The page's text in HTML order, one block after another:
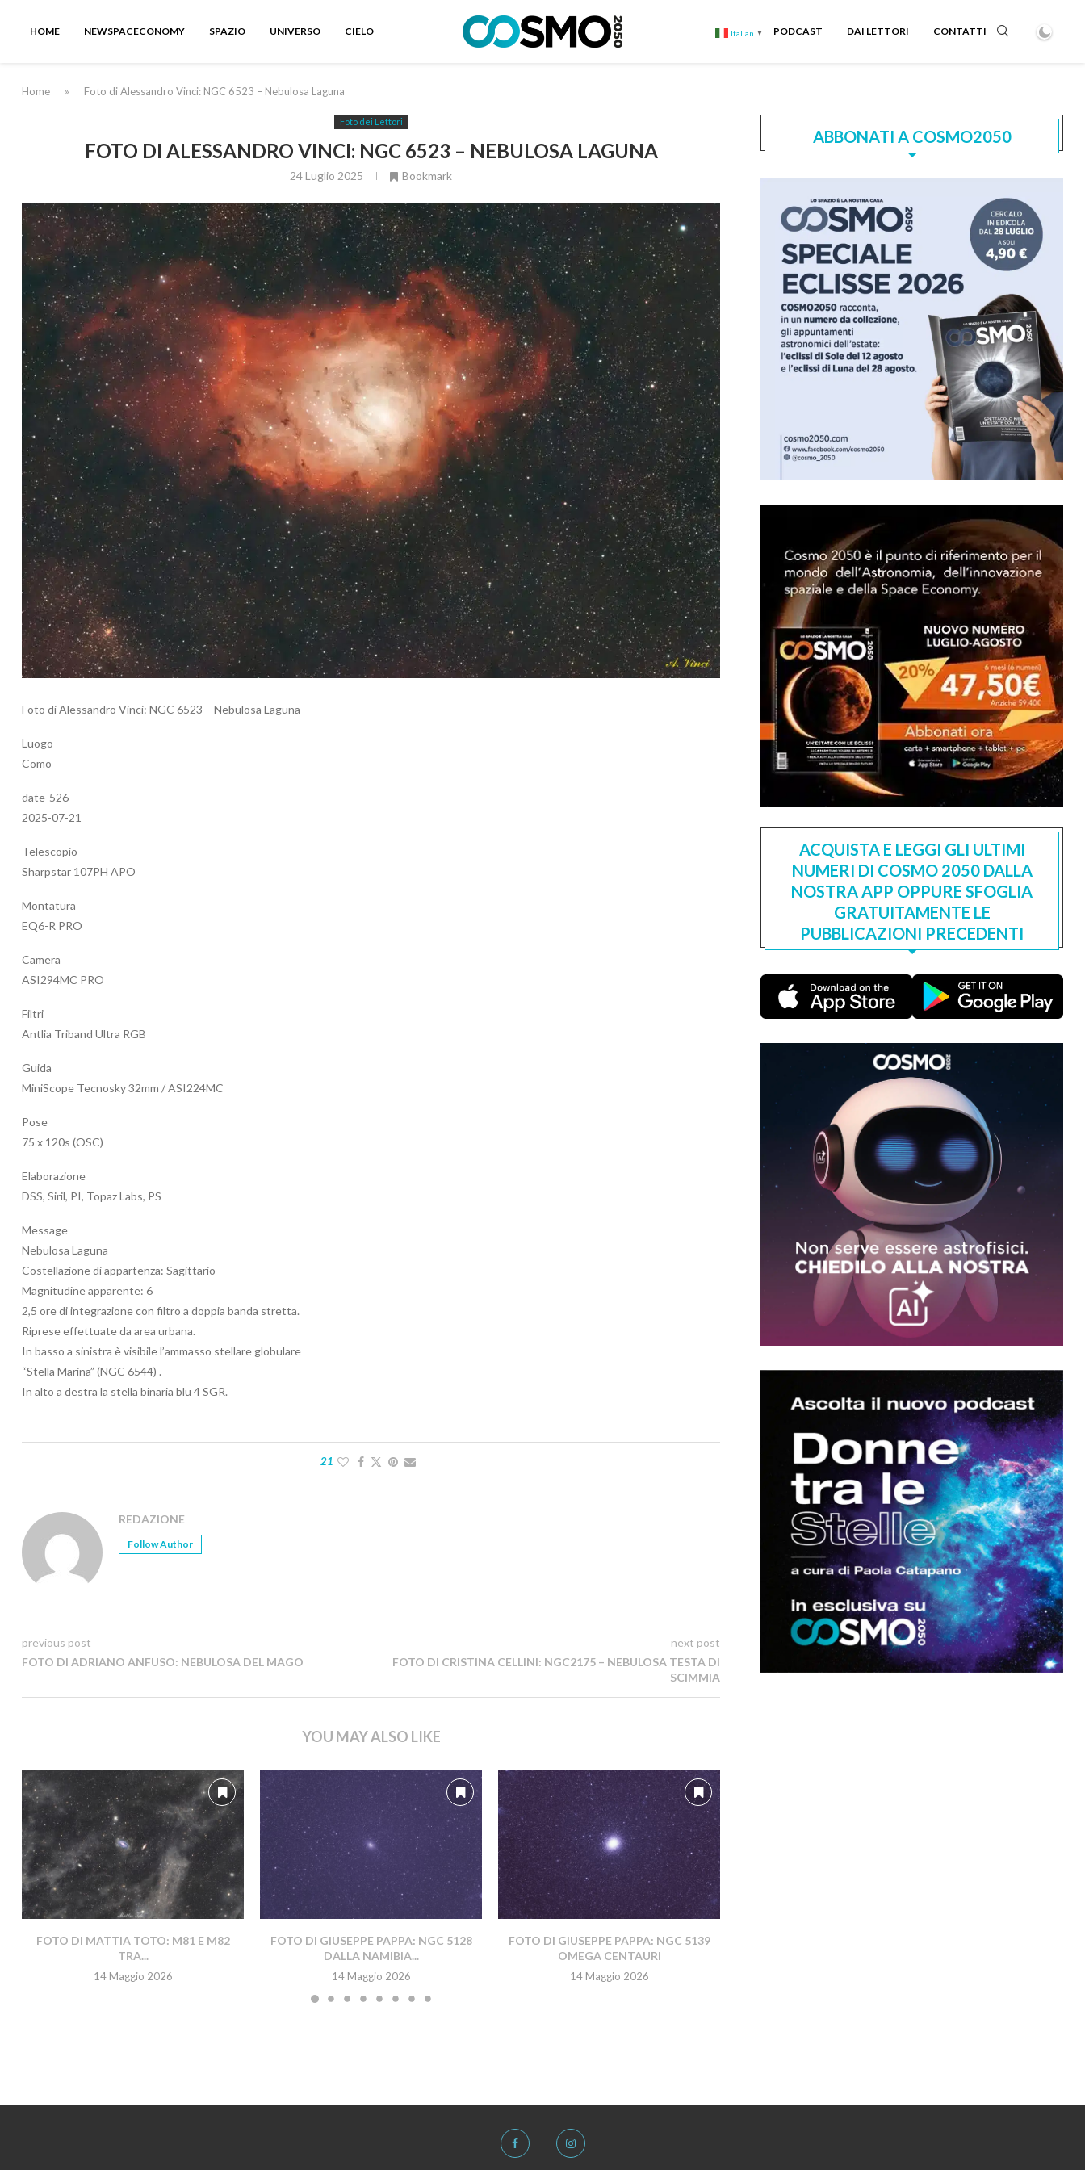
HOME NEWSPACECONOMY SPAZIO UNIVERSO CIELO Italian ▼ PODCAST DAI LETTORI CONTATTI
Home » Foto di Alessandro Vinci: NGC 6523 – Nebulosa Laguna
Foto dei Lettori
FOTO DI ALESSANDRO VINCI: NGC 6523 – NEBULOSA LAGUNA
24 Luglio 2025 Bookmark
Foto di Alessandro Vinci: NGC 6523 – Nebulosa Laguna
Luogo
Como
date-526
2025-07-21
Telescopio
Sharpstar 107PH APO
Montatura
EQ6-R PRO
Camera
ASI294MC PRO
Filtri
Antlia Triband Ultra RGB
Guida
MiniScope Tecnosky 32mm / ASI224MC
Pose
75 x 120s (OSC)
Elaborazione
DSS, Siril, PI, Topaz Labs, PS
Message
Nebulosa Laguna
Costellazione di appartenza: Sagittario
Magnitudine apparente: 6
2,5 ore di integrazione con filtro a doppia banda stretta.
Riprese effettuate da area urbana.
In basso a sinistra è visibile l’ammasso stellare globulare
“Stella Marina” (NGC 6544) .
In alto a destra la stella binaria blu 4 SGR.
21
REDAZIONE
Follow Author
previous post
FOTO DI ADRIANO ANFUSO: NEBULOSA DEL MAGO
next post
FOTO DI CRISTINA CELLINI: NGC2175 – NEBULOSA TESTA DI
SCIMMIA
YOU MAY ALSO LIKE
FOTO DI MATTIA TOTO: M81 E M82
TRA...
14 Maggio 2026
FOTO DI GIUSEPPE PAPPA: NGC 5128
DALLA NAMIBIA...
14 Maggio 2026
FOTO DI GIUSEPPE PAPPA: NGC 5139
OMEGA CENTAURI
14 Maggio 2026
ABBONATI A COSMO2050
ACQUISTA E LEGGI GLI ULTIMI
NUMERI DI COSMO 2050 DALLA
NOSTRA APP OPPURE SFOGLIA
GRATUITAMENTE LE
PUBBLICAZIONI PRECEDENTI